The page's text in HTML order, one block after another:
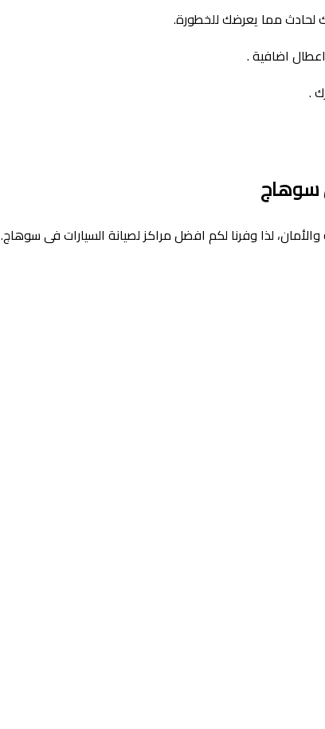
لحادث مما يعرضك للخطورة.
اضافية .
.
لذا وفرنا لكم افضل مراكز لصيانة السيارات فى سوهاج.